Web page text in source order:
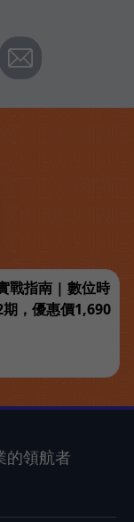
戰指南 | 數位時
，優惠價1,690
的領航者